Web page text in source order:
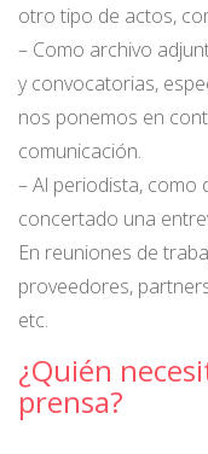
otro tipo de actos,
– Como archivo
y convocatorias,
nos ponemos en
comunicación.
– Al periodista, como
concertado una
En reuniones de
proveedores,
etc.
¿Quién
prensa?